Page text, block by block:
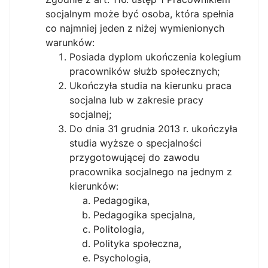
socjalnym może być osoba, która spełnia
co najmniej jeden z niżej wymienionych
warunków:
Posiada dyplom ukończenia kolegium
pracowników służb społecznych;
Ukończyła studia na kierunku praca
socjalna lub w zakresie pracy
socjalnej;
Do dnia 31 grudnia 2013 r. ukończyła
studia wyższe o specjalności
przygotowującej do zawodu
pracownika socjalnego na jednym z
kierunków:
Pedagogika,
Pedagogika specjalna,
Politologia,
Polityka społeczna,
Psychologia,